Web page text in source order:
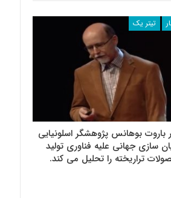
تیتر یک
باروت بوهانس پژوهشگر اسلونیایی
سازی جهانی علیه فناوری تولید
تراریخته را تحلیل می کند.